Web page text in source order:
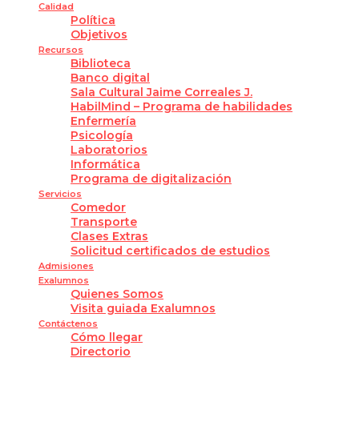
Calidad
Política
Objetivos
Recursos
Biblioteca
Banco digital
Sala Cultural Jaime Correales J.
HabilMind – Programa de habilidades
Enfermería
Psicología
Laboratorios
Informática
Programa de digitalización
Servicios
Comedor
Transporte
Clases Extras
Solicitud certificados de estudios
Admisiones
Exalumnos
Quienes Somos
Visita guiada Exalumnos
Contáctenos
Cómo llegar
Directorio